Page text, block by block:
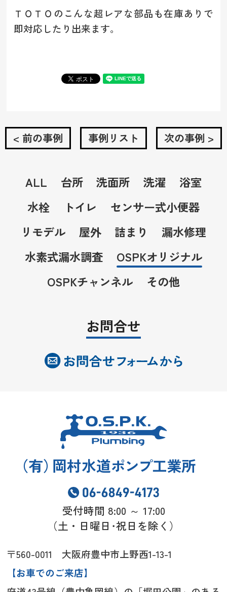
ＴＯＴＯのこんな超レアな部品も在庫ありで
即対応したり出来ます。
< 前の事例 事例リスト 次の事例 >
ALL 台所 洗面所 洗濯
浴室
水栓
トイレ
センサー式小便器
リモデル
屋外 詰まり
漏水修理
水素式漏水調査
OSPKオリジナル
OSPKチャンネル
その他
お問合せ
（有） 岡村水道ポンプ工業所
受付時間 8:00 ～ 17:00
（土・日曜日･祝日を除く）
〒560-0011 大阪府豊中市上野西1-13-1
【お車でのご来店】